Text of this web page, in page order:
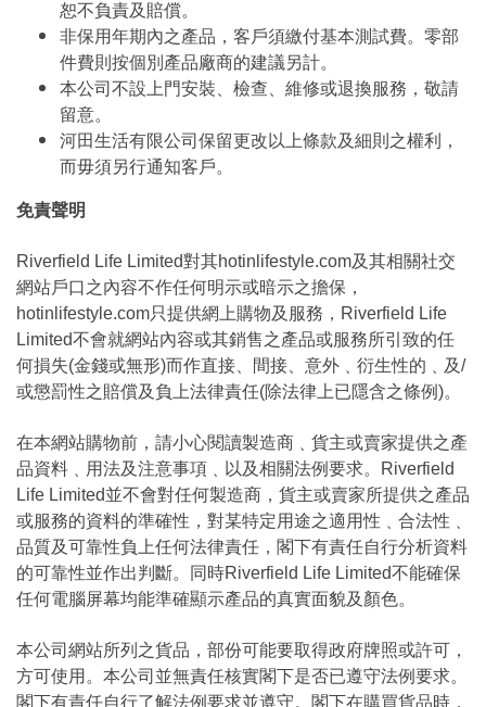
恕不負責及賠償。
非保用年期內之產品，客戶須繳付基本測試費。零部
件費則按個別產品廠商的建議另計。
本公司不設上門安裝、檢查、維修或退換服務，敬請
留意。
河田生活有限公司保留更改以上條款及細則之權利，
而毋須另行通知客戶。
免責聲明
Riverfield Life Limited對其hotinlifestyle.com及其相關社交
網站戶口之內容不作任何明示或暗示之擔保，
hotinlifestyle.com只提供網上購物及服務，Riverfield Life
Limited不會就網站內容或其銷售之產品或服務所引致的任
何損失(金錢或無形)而作直接、間接、意外﹑衍生性的﹑及/
或懲罰性之賠償及負上法律責任(除法律上已隱含之條例)。
在本網站購物前，請小心閱讀製造商﹑貨主或賣家提供之產
品資料﹑用法及注意事項﹑以及相關法例要求。Riverfield
Life Limited並不會對任何製造商，貨主或賣家所提供之產品
或服務的資料的準確性，對某特定用途之適用性﹑合法性﹑
品質及可靠性負上任何法律責任，閣下有責任自行分析資料
的可靠性並作出判斷。同時Riverfield Life Limited不能確保
任何電腦屏幕均能準確顯示產品的真實面貌及顏色。
本公司網站所列之貨品，部份可能要取得政府牌照或許可，
方可使用。本公司並無責任核實閣下是否已遵守法例要求。
閣下有責任自行了解法例要求並遵守。閣下在購買貨品時，